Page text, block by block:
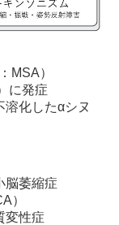
MSA）
に発症
化したαシヌ
脳萎縮症
）
変性症